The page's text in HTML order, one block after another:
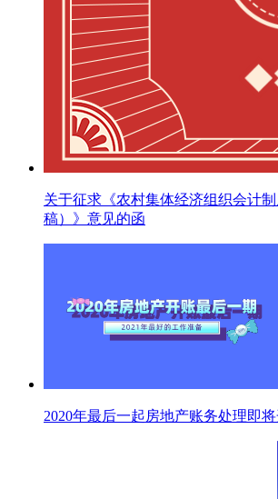
关于征求《农村集体经济组织会计
稿）》意见的函
2020年最后一起房地产账务处理即